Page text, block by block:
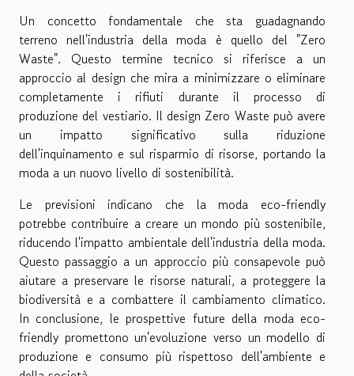
Un concetto fondamentale che sta guadagnando
terreno nell'industria della moda è quello del "Zero
Waste". Questo termine tecnico si riferisce a un
approccio al design che mira a minimizzare o eliminare
completamente i rifiuti durante il processo di
produzione del vestiario. Il design Zero Waste può avere
un impatto significativo sulla riduzione
dell'inquinamento e sul risparmio di risorse, portando la
moda a un nuovo livello di sostenibilità.
Le previsioni indicano che la moda eco-friendly
potrebbe contribuire a creare un mondo più sostenibile,
riducendo l'impatto ambientale dell'industria della moda.
Questo passaggio a un approccio più consapevole può
aiutare a preservare le risorse naturali, a proteggere la
biodiversità e a combattere il cambiamento climatico.
In conclusione, le prospettive future della moda eco-
friendly promettono un'evoluzione verso un modello di
produzione e consumo più rispettoso dell'ambiente e